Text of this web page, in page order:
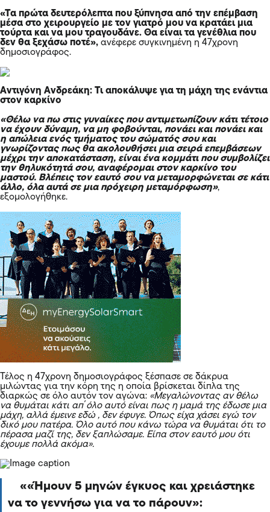
«Τα πρώτα δευτερόλεπτα που ξύπνησα από την επέμβαση
μέσα στο χειρουργείο με τον γιατρό μου να κρατάει μια
τούρτα και να μου τραγουδάνε. Θα είναι τα γενέθλια που
δεν θα ξεχάσω ποτέ», ανέφερε συγκινημένη η 47χρονη
δημοσιογράφος.
Αντιγόνη Ανδρεάκη: Τι αποκάλυψε για τη μάχη της ενάντια
στον καρκίνο
«Θέλω να πω στις γυναίκες που αντιμετωπίζουν κάτι τέτοιο
να έχουν δύναμη, να μη φοβούνται, πονάει και πονάει και
η απώλεια ενός τμήματος του σώματός σου και
γνωρίζοντας πως θα ακολουθήσει μια σειρά επεμβάσεων
μέχρι την αποκατάσταση, είναι ένα κομμάτι που συμβολίζει
την θηλυκότητά σου, αναφέρομαι στον καρκίνο του
μαστού. Βλέπεις τον εαυτό σου να μεταμορφώνεται σε κάτι
άλλο, όλα αυτά σε μια πρόχειρη μεταμόρφωση»,
εξομολογήθηκε.
Τέλος η 47χρονη δημοσιογράφος ξέσπασε σε δάκρυα
μιλώντας για την κόρη της η οποία βρίσκεται δίπλα της
διαρκώς σε όλο αυτόν τον αγώνα: «Μεγαλώνοντας αν θέλω
να θυμάται κάτι απ΄όλο αυτό είναι πως η μαμά της έδωσε μια
μάχη, αλλά έμεινε εδώ , δεν έφυγε. Όπως είχα χάσει εγώ τον
δικό μου πατέρα. Όλο αυτό που κάνω τώρα να θυμάται ότι το
πέρασα μαζί της, δεν ξαπλώσαμε. Είπα στον εαυτό μου ότι
έχουμε πολλά ακόμα».
«Ήμουν 5 μηνών έγκυος και χρειάστηκε
να το γεννήσω για να το πάρουν»: